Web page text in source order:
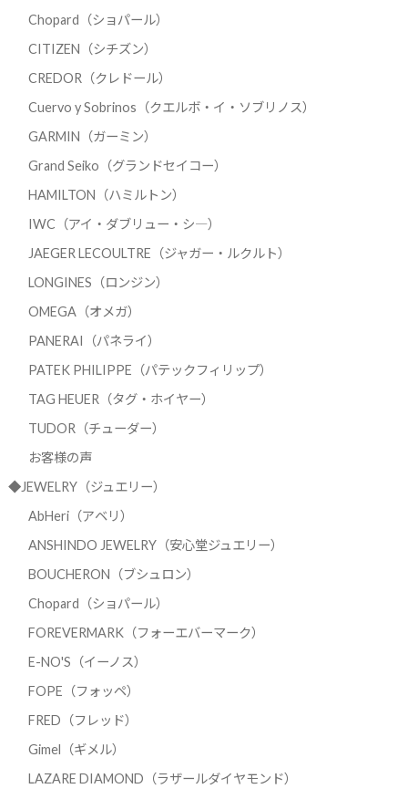
Chopard（ショパール）
CITIZEN（シチズン）
CREDOR（クレドール）
Cuervo y Sobrinos（クエルボ・イ・ソブリノス）
GARMIN（ガーミン）
Grand Seiko（グランドセイコー）
HAMILTON（ハミルトン）
IWC（アイ・ダブリュー・シ―）
JAEGER LECOULTRE（ジャガー・ルクルト）
LONGINES（ロンジン）
OMEGA（オメガ）
PANERAI（パネライ）
PATEK PHILIPPE（パテックフィリップ）
TAG HEUER（タグ・ホイヤー）
TUDOR（チューダー）
お客様の声
◆JEWELRY（ジュエリー）
AbHeri（アベリ）
ANSHINDO JEWELRY（安心堂ジュエリー）
BOUCHERON（ブシュロン）
Chopard（ショパール）
FOREVERMARK（フォーエバーマーク）
E-NO'S（イーノス）
FOPE（フォッペ）
FRED（フレッド）
Gimel（ギメル）
LAZARE DIAMOND（ラザールダイヤモンド）